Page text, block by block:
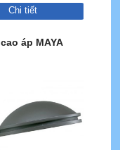
Chi tiết
áp MAYA